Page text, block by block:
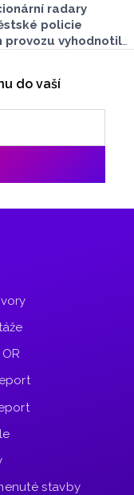
radary
policie
vyhodnotila
o polovinu.
Městská
Radia
MPO Petr
do vaší
stavby